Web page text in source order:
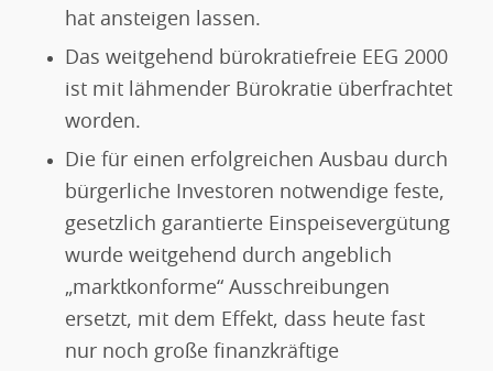
hat ansteigen lassen.
Das weitgehend bürokratiefreie EEG 2000
ist mit lähmender Bürokratie überfrachtet
worden.
Die für einen erfolgreichen Ausbau durch
bürgerliche Investoren notwendige feste,
gesetzlich garantierte Einspeisevergütung
wurde weitgehend durch angeblich
„marktkonforme“ Ausschreibungen
ersetzt, mit dem Effekt, dass heute fast
nur noch große finanzkräftige